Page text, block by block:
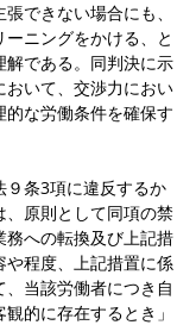
できない場合にも、
ニングをかける、と
である。同判決に示
いて、交渉力におい
な労働条件を確保す
条3項に違反するか
原則として同項の禁
への転換及び上記措
程度、上記措置に係
当該労働者につき自
的に存在するとき」